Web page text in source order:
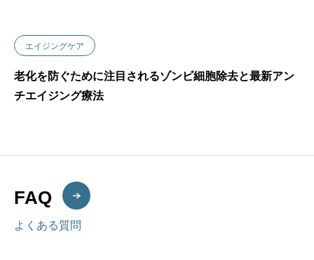
エイジングケア
老化を防ぐために注目されるゾンビ細胞除去と最新アン
チエイジング療法
FAQ
よくある質問